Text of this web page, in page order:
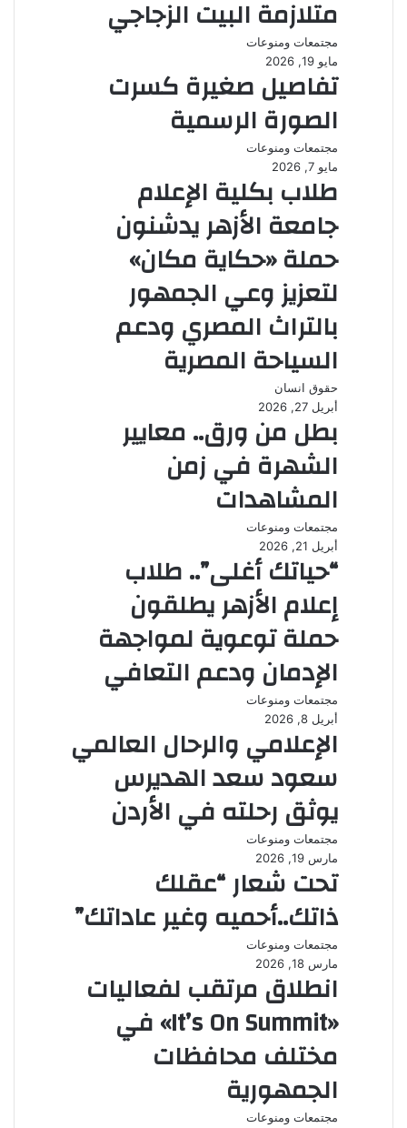
متلازمة البيت الزجاجي
مجتمعات ومنوعات
مايو 19, 2026
تفاصيل صغيرة كسرت
الصورة الرسمية
مجتمعات ومنوعات
مايو 7, 2026
طلاب بكلية الإعلام
جامعة الأزهر يدشنون
حملة «حكاية مكان»
لتعزيز وعي الجمهور
بالتراث المصري ودعم
السياحة المصرية
حقوق انسان
أبريل 27, 2026
بطل من ورق.. معايير
الشهرة في زمن
المشاهدات
مجتمعات ومنوعات
أبريل 21, 2026
“حياتك أغلى”.. طلاب
إعلام الأزهر يطلقون
حملة توعوية لمواجهة
الإدمان ودعم التعافي
مجتمعات ومنوعات
أبريل 8, 2026
الإعلامي والرحال العالمي
سعود سعد الهديرس
يوثق رحلته في الأردن
مجتمعات ومنوعات
مارس 19, 2026
تحت شعار “عقلك
ذاتك..أحميه وغير عاداتك”
مجتمعات ومنوعات
مارس 18, 2026
انطلاق مرتقب لفعاليات
«It’s On Summit» في
مختلف محافظات
الجمهورية
مجتمعات ومنوعات